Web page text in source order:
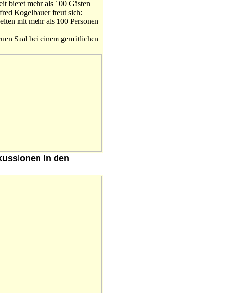
bietet mehr als 100 Gästen
Kogelbauer freut sich:
mit mehr als 100 Personen
Saal bei einem gemütlichen
in den